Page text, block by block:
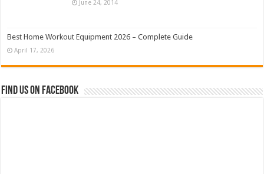
June 24, 2014
Best Home Workout Equipment 2026 – Complete Guide
April 17, 2026
Find us on Facebook